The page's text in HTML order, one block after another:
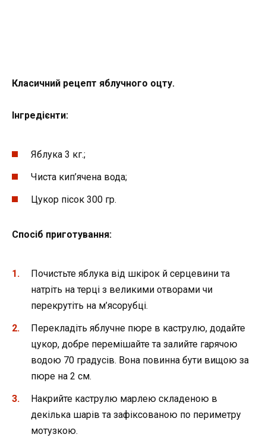
Класичний рецепт яблучного оцту.
Інгредієнти:
Яблука 3 кг.;
Чиста кип’ячена вода;
Цукор пісок 300 гр.
Спосіб приготування:
Почистьте яблука від шкірок й серцевини та
натріть на терці з великими отворами чи
перекрутіть на м’ясорубці.
Перекладіть яблучне пюре в каструлю, додайте
цукор, добре перемішайте та залийте гарячою
водою 70 градусів. Вона повинна бути вищою за
пюре на 2 см.
Накрийте каструлю марлею складеною в
декілька шарів та зафіксованою по периметру
мотузкою.